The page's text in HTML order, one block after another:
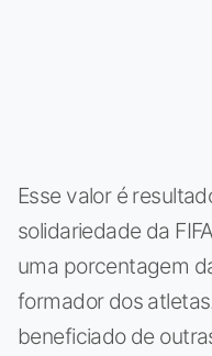
Esse valor é
solidariedade da
uma porcentagem
formador dos
beneficiado de